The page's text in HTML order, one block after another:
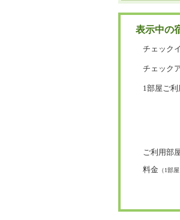
表示中の
チェック
チェック
1部屋ご
ご利用部
料金 （1部